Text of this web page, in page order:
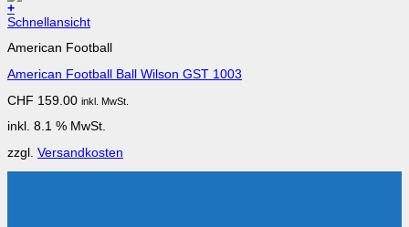
+
Schnellansicht
American Football
American Football Ball Wilson GST 1003
CHF 159.00 inkl. MwSt.
inkl. 8.1 % MwSt.
zzgl. Versandkosten